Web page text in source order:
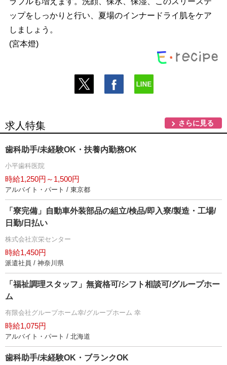
ップをしっかりと行い、夏場のインナードライ肌をケア
しましょう。
(宮本燈)
求人特集 さらに見る
歯科助手/未経験OK・扶養内勤務OK
小平歯科医院
時給1,250円～1,500円
アルバイト・パート / 東京都
「寮完備」自動車外装部品の組立/検品/即入寮/製造・工場/
日勤/日払い
株式会社京栄センター
時給1,450円
派遣社員 / 神奈川県
「福祉調理スタッフ」無資格可/シフト相談可/グループホー
ム
有限会社グループホーム幸/グループホーム 幸
時給1,075円
アルバイト・パート / 北海道
歯科助手/未経験OK・ブランクOK